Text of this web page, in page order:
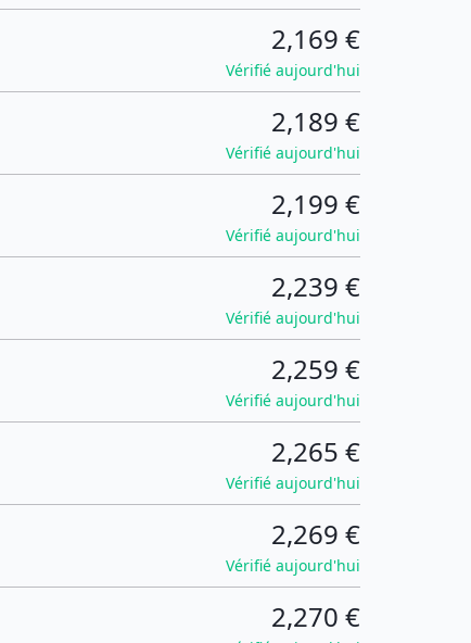
2,169 €
Vérifié aujourd'hui
2,189 €
Vérifié aujourd'hui
2,199 €
Vérifié aujourd'hui
2,239 €
Vérifié aujourd'hui
2,259 €
Vérifié aujourd'hui
2,265 €
Vérifié aujourd'hui
2,269 €
Vérifié aujourd'hui
2,270 €